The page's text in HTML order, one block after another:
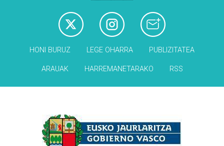
HONI BURUZ LEGE OHARRA PUBLIZITATEA
ARAUAK HARREMANETARAKO RSS